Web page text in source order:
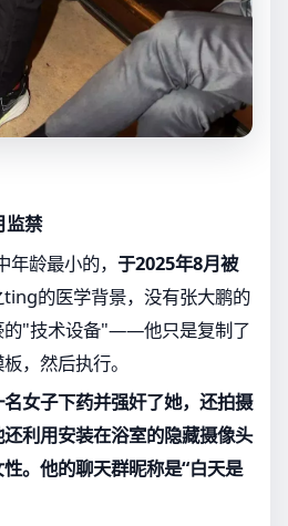
监禁
龄最小的， 于2025年8月被
的医学背景，没有张大鹏的
的"技术设备"——他只是复制了
，然后执行。
女子下药并强奸了她，还拍摄
利用安装在浴室的隐藏摄像头
。他的聊天群昵称是“白天是